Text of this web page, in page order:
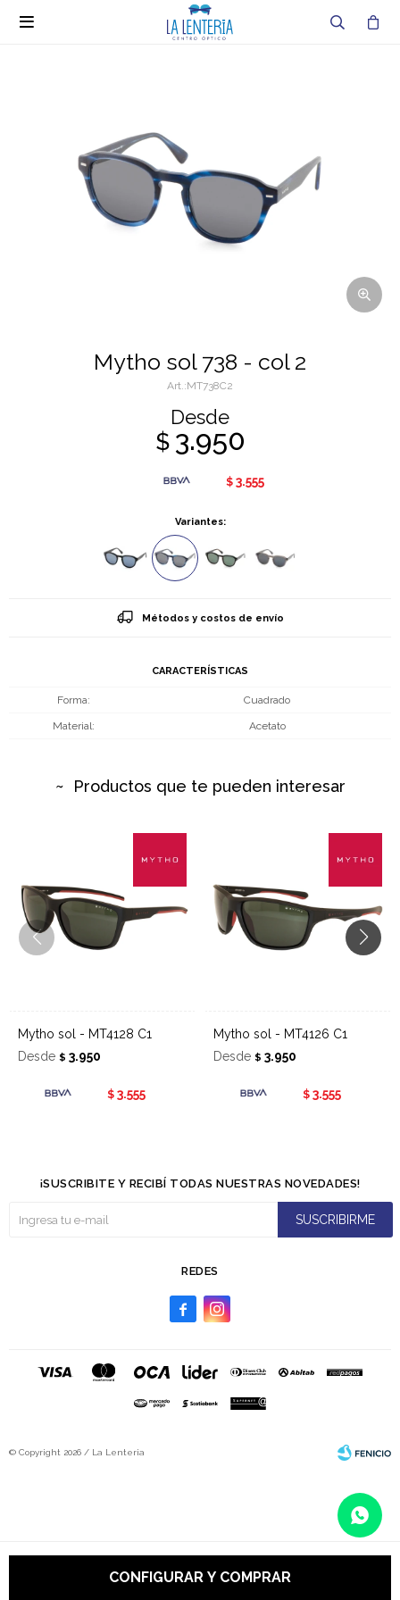

Mytho sol 738 - col 2
MT738C2
Desde
$ 3.950
$ 3.555
Variantes:
CONFIGURAR Y COMPRAR
Métodos y costos de envío
CARACTERÍSTICAS
Forma Cuadrado
Material Acetato
Productos que te pueden interesar
Mytho sol - MT4128 C1
Desde $ 3.950
$ 3.555
Mytho sol - MT4126 C1
Desde $ 3.950
$ 3.555
REDES
 
¡SUSCRIBITE Y RECIBÍ TODAS NUESTRAS NOVEDADES!
SUSCRIBIRME
© Copyright 2026 / La Lenteria